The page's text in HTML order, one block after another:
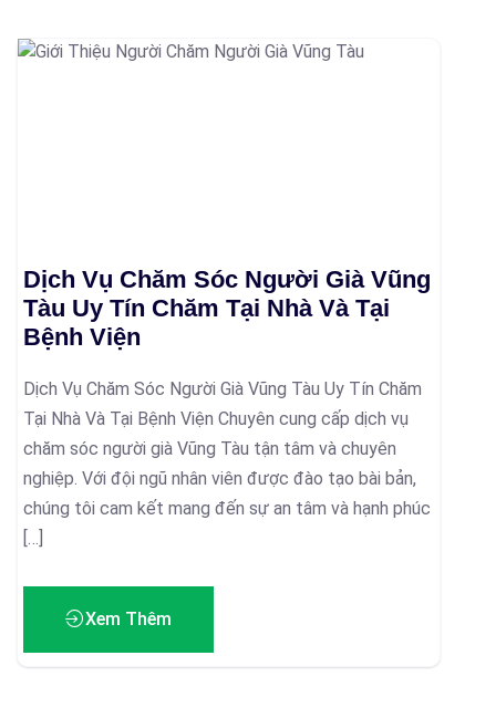
Dịch Vụ Chăm Sóc Người Già Vũng
Tàu Uy Tín Chăm Tại Nhà Và Tại
Bệnh Viện
Dịch Vụ Chăm Sóc Người Già Vũng Tàu Uy Tín Chăm
Tại Nhà Và Tại Bệnh Viện Chuyên cung cấp dịch vụ
chăm sóc người già Vũng Tàu tận tâm và chuyên
nghiệp. Với đội ngũ nhân viên được đào tạo bài bản,
chúng tôi cam kết mang đến sự an tâm và hạnh phúc
[…]
Xem Thêm